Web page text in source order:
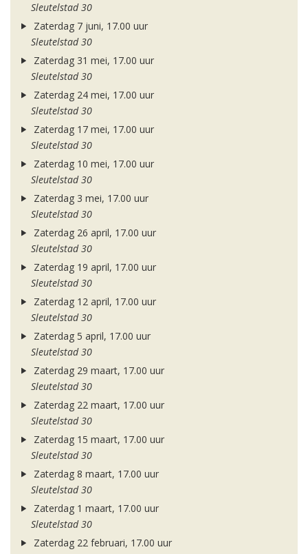
Sleutelstad 30
Zaterdag 7 juni, 17.00 uur
Sleutelstad 30
Zaterdag 31 mei, 17.00 uur
Sleutelstad 30
Zaterdag 24 mei, 17.00 uur
Sleutelstad 30
Zaterdag 17 mei, 17.00 uur
Sleutelstad 30
Zaterdag 10 mei, 17.00 uur
Sleutelstad 30
Zaterdag 3 mei, 17.00 uur
Sleutelstad 30
Zaterdag 26 april, 17.00 uur
Sleutelstad 30
Zaterdag 19 april, 17.00 uur
Sleutelstad 30
Zaterdag 12 april, 17.00 uur
Sleutelstad 30
Zaterdag 5 april, 17.00 uur
Sleutelstad 30
Zaterdag 29 maart, 17.00 uur
Sleutelstad 30
Zaterdag 22 maart, 17.00 uur
Sleutelstad 30
Zaterdag 15 maart, 17.00 uur
Sleutelstad 30
Zaterdag 8 maart, 17.00 uur
Sleutelstad 30
Zaterdag 1 maart, 17.00 uur
Sleutelstad 30
Zaterdag 22 februari, 17.00 uur